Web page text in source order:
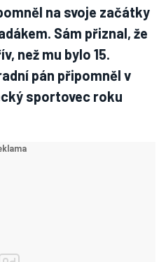
na svoje začátky
Sám přiznal, že
než mu bylo 15.
pán připomněl v
sportovec roku